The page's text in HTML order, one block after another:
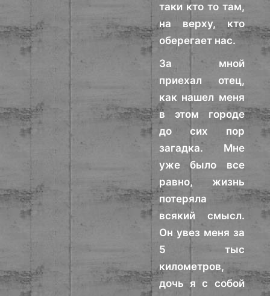
таки кто то там,
на верху, кто
оберегает нас.
За мной
приехал отец,
как нашел меня
в этом городе
до сих пор
загадка. Мне
уже было все
равно, жизнь
потеряла
всякий смысл.
Он увез меня за
5 тыс
километров,
дочь я с собой